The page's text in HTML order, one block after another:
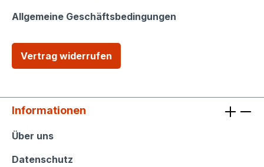
Allgemeine Geschäftsbedingungen
Vertrag widerrufen
Informationen
Informationen
Über uns
Datenschutz